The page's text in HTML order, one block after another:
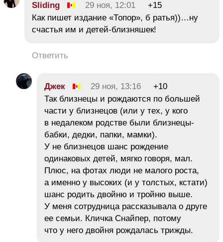
Sliding 29 ноя, 12:01
+15
Как пишет издание «Топор», б ратья))…ну
счастья им и детей-близняшек!
Ответить
Джек 29 ноя, 13:16
+10
Так близнецы и рождаются по большей
части у близнецов (или у тех, у кого
в недалеком родстве были близнецы-
бабки, дедки, папки, мамки).
У не близнецов шанс рождение
одинаковых детей, мягко говоря, мал.
Плюс, на фотах люди не малого роста,
а именно у высоких (и у толстых, кстати)
шанс родить двойню и тройню выше.
У меня сотрудница рассказывала о друге
ее семьи. Кличка Снайпер, потому
что у него двойня рождалась трижды.